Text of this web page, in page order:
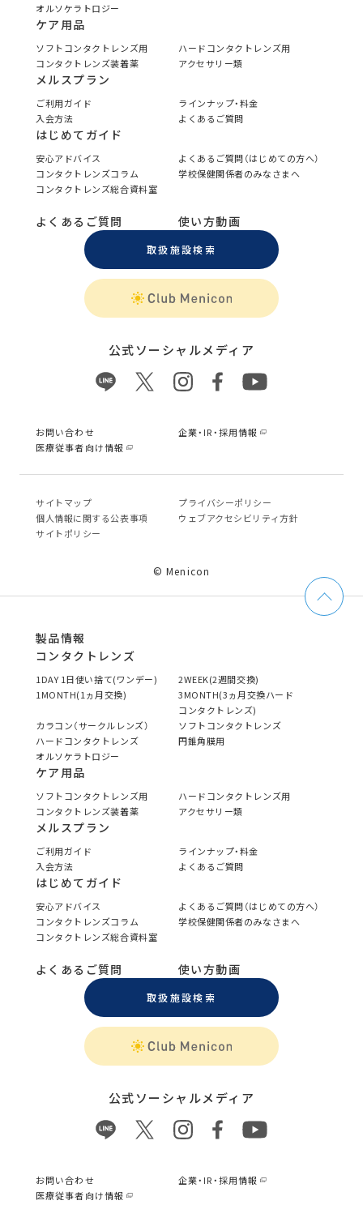
オルソケラトロジー
ケア用品
ソフトコンタクトレンズ用
ハードコンタクトレンズ用
コンタクトレンズ装着薬
アクセサリー類
メルスプラン
ご利用ガイド
ラインナップ・料金
入会方法
よくあるご質問
はじめてガイド
安心アドバイス
よくあるご質問（はじめての方へ）
コンタクトレンズコラム
学校保健関係者のみなさまへ
コンタクトレンズ総合資料室
よくあるご質問 使い方動画
取扱施設検索
公式ソーシャルメディア
お問い合わせ
企業・IR・採用情報
医療従事者向け情報
サイトマップ
プライバシーポリシー
個⼈情報に関する公表事項
ウェブアクセシビリティ方針
サイトポリシー
© Menicon
製品情報
コンタクトレンズ
1DAY 1日使い捨て(ワンデー)
2WEEK(2週間交換)
1MONTH(1ヵ月交換)
3MONTH(3ヵ月交換ハード
コンタクトレンズ)
カラコン（サークルレンズ）
ソフトコンタクトレンズ
ハードコンタクトレンズ
円錐角膜用
オルソケラトロジー
ケア用品
ソフトコンタクトレンズ用
ハードコンタクトレンズ用
コンタクトレンズ装着薬
アクセサリー類
メルスプラン
ご利用ガイド
ラインナップ・料金
入会方法
よくあるご質問
はじめてガイド
安心アドバイス
よくあるご質問（はじめての方へ）
コンタクトレンズコラム
学校保健関係者のみなさまへ
コンタクトレンズ総合資料室
よくあるご質問 使い方動画
取扱施設検索
公式ソーシャルメディア
お問い合わせ
企業・IR・採用情報
医療従事者向け情報